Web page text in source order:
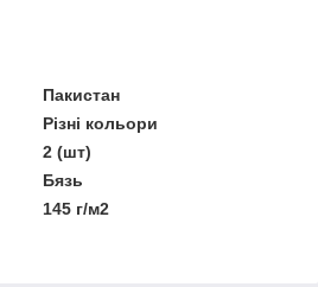
Пакистан
Різні кольори
2 (шт)
Бязь
145 г/м2